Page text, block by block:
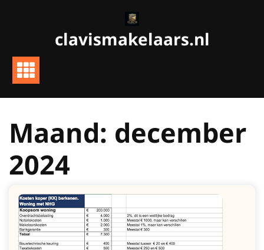
clavismakelaars.nl
Maand: december
2024